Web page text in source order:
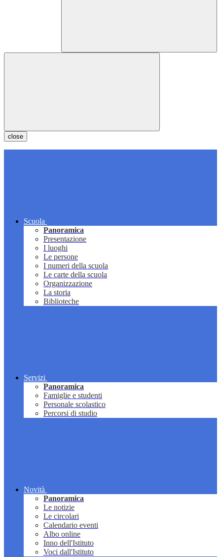
close
Scuola
Panoramica
Presentazione
I luoghi
Le persone
I numeri della scuola
Le carte della scuola
Organizzazione
La storia
Biblioteche
Servizi
Panoramica
Famiglie e studenti
Personale scolastico
Percorsi di studio
Novità
Panoramica
Le notizie
Le circolari
Calendario eventi
Albo online
Inno dell'Istituto
Voci dall'Istituto